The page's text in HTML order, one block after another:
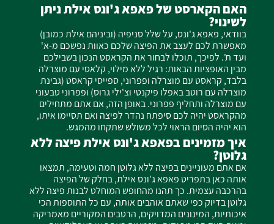
האם הקארסט של פאפא ג'ונס אילת ניתן
לשינוי?
בוודאי, פאפא ג'ונס, על שלל סניפיה (וביניהם אילת כמובן)
מאפשרת לכם לעצב את הפיצה שלכם כאוות נפשכם מ-א'
ועד ת'. לפיכך, תוכלו לבחור את הקראסט הנכון בשבילכם
מבין האופציות הבאות: רגיל ללא מילוי, קלאסי עם מוצרלה
בלבד, קראסט עם מוצרלה ופפרוני, ספייסי קראסט (גבינת
מוצרלה עם רוטב באפלו פיקנטי וצ'ילי גרוס) ופפרוני טבעוני
עם מוצרלה ותחליף פפרוני. באופן הזה, אם אתם מתחילים
מהקראסט יהיה לכם סיפתח נהדר לפיצה ואם תסיימו איתו,
הוא יהיה הסיום הראוי לכל משולש שתקחו מהמגש.
איך מזמינים בפאפא ג'ונס אילת פיצה ללא
גלוטן?
אם אתם מעוניינים בפיצה ללא גלוטן חמה וטעימה, תמצאו
אותה כאן בתפריט פאפא ג'ונס אילת, בחלק של הפיצה
בהרכבה עצמית. כך תהנו מהחופש המוחלט לבנות פיצה ללא
גלוטן בדיוק כפי שאתם אוהבים אותה, עם כל התוספות הכי
איכותיות, המינונים המדויקים, הרטבים המקוריים מאמריקה